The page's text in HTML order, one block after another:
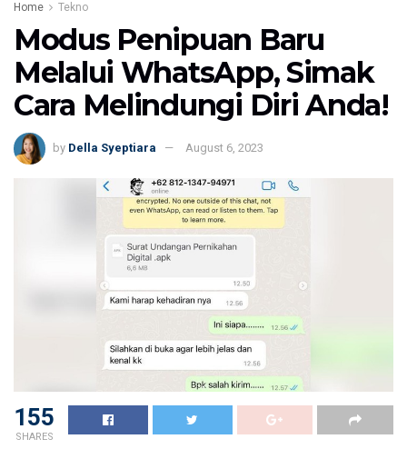
Home Tekno
Modus Penipuan Baru
Melalui WhatsApp, Simak
Cara Melindungi Diri Anda!
by Della Syeptiara August 6, 2023
155
SHARES